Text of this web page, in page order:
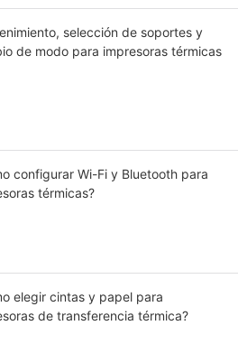
selección de soportes y
de modo para impresoras térmicas
configurar Wi-Fi y Bluetooth para
térmicas?
elegir cintas y papel para
de transferencia térmica?